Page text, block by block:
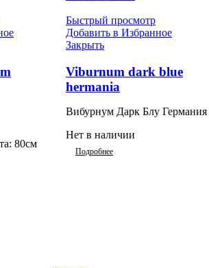
80см
Быстрый просмотр
Добавить в Избранное
Закрыть
Viburnum dark blue
hermania
Вибурнум Дарк Блу Германия
Нет в наличии
Подробнее